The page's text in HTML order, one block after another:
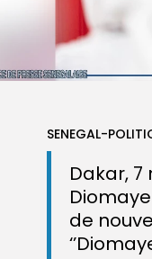
SENEGAL-
Dakar, 7
de